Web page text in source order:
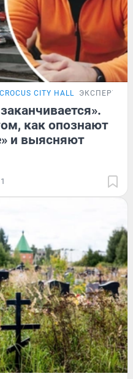
CITY HALL ЭКСПЕРТ
как опознают
и выясняют
1